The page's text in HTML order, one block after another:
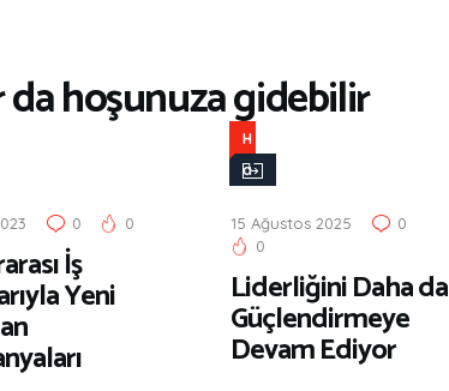
da hoşunuza gidebilir
0 0
İş
Yeni
H
a
e
15 Ağustos 2025
0
0
Liderliğini Daha da
Güçlendirmeye
Devam Ediyor